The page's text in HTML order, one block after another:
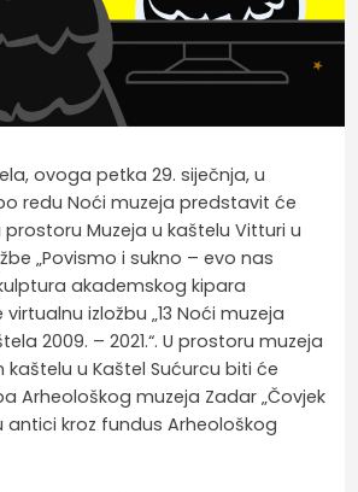
ovoga petka 29. siječnja, u
redu Noći muzeja predstavit će
Muzeja u kaštelu Vitturi u
„Povismo i sukno – evo nas
akademskog kipara
izložbu „13 Noći muzeja
2009. – 2021.“. U prostoru muzeja
kaštelu u Kaštel Sućurcu biti će
Arheološkog muzeja Zadar „Čovjek
antici kroz fundus Arheološkog